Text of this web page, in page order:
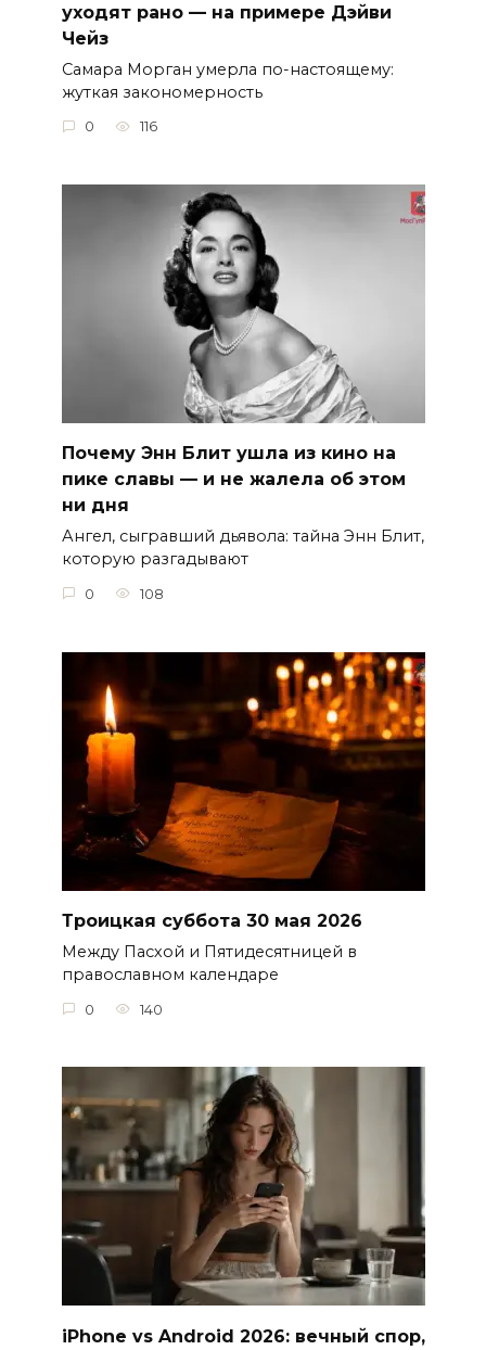
уходят рано — на примере Дэйви
Чейз
Самара Морган умерла по-настоящему:
жуткая закономерность
0 116
Почему Энн Блит ушла из кино на
пике славы — и не жалела об этом
ни дня
Ангел, сыгравший дьявола: тайна Энн Блит,
которую разгадывают
0 108
Троицкая суббота 30 мая 2026
Между Пасхой и Пятидесятницей в
православном календаре
0 140
iPhone vs Android 2026: вечный спор,